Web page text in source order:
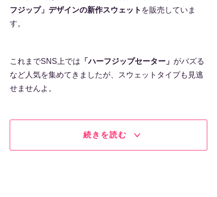
フジップ」デザインの新作スウェット を販売していま
す。
これまでSNS上では 「ハーフジップセーター」 がバズる
など人気を集めてきましたが、スウェットタイプも見逃
せませんよ。
続きを読む